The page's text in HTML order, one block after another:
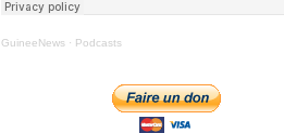
GuineeNews · Podcasts